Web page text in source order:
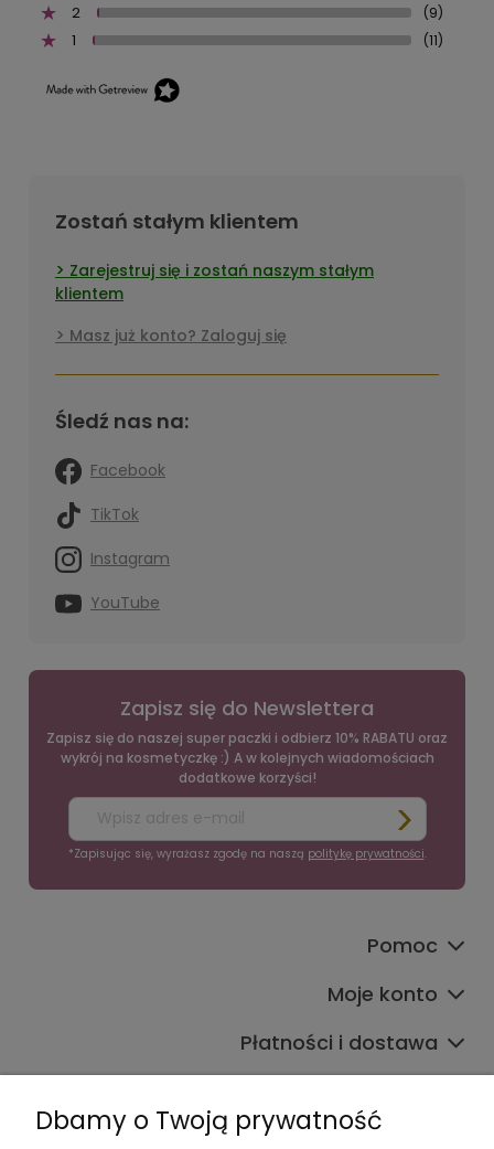
2 (9)
1 (11)
Zostań stałym klientem
Zarejestruj się i zostań naszym stałym
klientem
Masz już konto? Zaloguj się
Śledź nas na:
Facebook
TikTok
Instagram
YouTube
Zapisz się do Newslettera
Zapisz się do naszej super paczki i odbierz 10% RABATU oraz
wykrój na kosmetyczkę :) A w kolejnych wiadomościach
dodatkowe korzyści!
*Zapisując się, wyrażasz zgodę na naszą politykę prywatności.
Pomoc
Moje konto
Płatności i dostawa
Dbamy o Twoją prywatność